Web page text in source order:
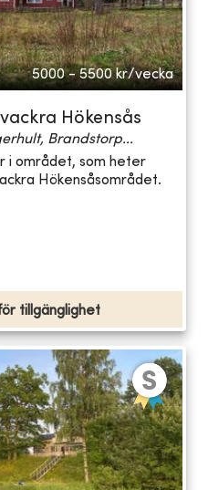
5000 - 5500 kr/vecka
Hökensås
Brandstorp...
i området, som heter
Hökensåsområdet.
tillgänglighet